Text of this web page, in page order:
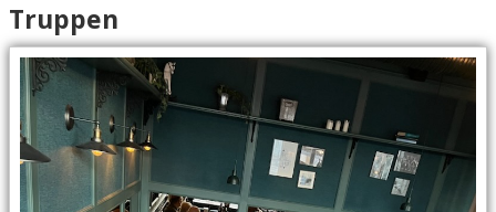
BILDGALLERI
DOKUMENT
KONTAKT
Truppen